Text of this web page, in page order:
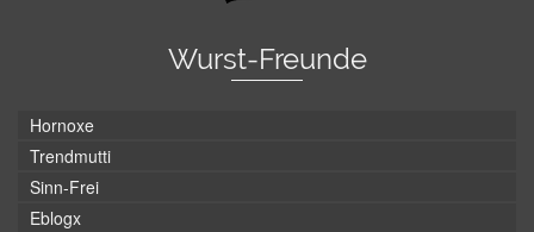
Wurst-Freunde
Hornoxe
Trendmutti
Sinn-Frei
Eblogx